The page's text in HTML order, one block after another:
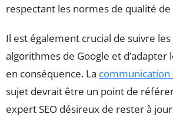
respectant les normes de qualité de
Il est également crucial de suivre
algorithmes de Google et d’adapter
en conséquence. La communication
sujet devrait être un point de
expert SEO désireux de rester à